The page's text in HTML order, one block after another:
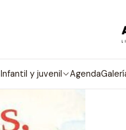
Infantil y juvenil Agenda